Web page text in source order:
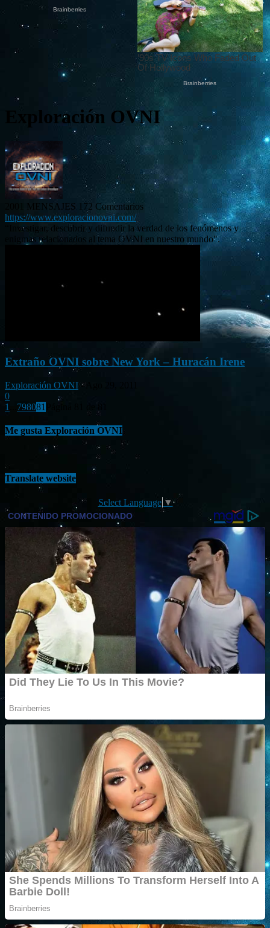
Exploración OVNI
2001 MENSAJES 172 Comentarios
https://www.exploracionovni.com/
“Investigar, descubrir y difundir la verdad de los fenómenos y
enigmas relacionados al tema OVNI en nuestro mundo".
Extraño OVNI sobre New York – Huracán Irene
Exploración OVNI -
0
1
798081
Me gusta Exploración OVNI
Translate website
Select Language ▼